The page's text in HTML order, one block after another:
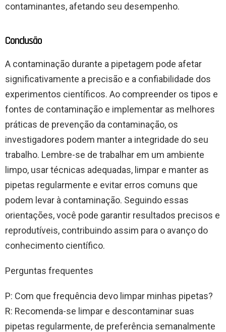
contaminantes, afetando seu desempenho.
Conclusão
A contaminação durante a pipetagem pode afetar
significativamente a precisão e a confiabilidade dos
experimentos científicos. Ao compreender os tipos e
fontes de contaminação e implementar as melhores
práticas de prevenção da contaminação, os
investigadores podem manter a integridade do seu
trabalho. Lembre-se de trabalhar em um ambiente
limpo, usar técnicas adequadas, limpar e manter as
pipetas regularmente e evitar erros comuns que
podem levar à contaminação. Seguindo essas
orientações, você pode garantir resultados precisos e
reprodutíveis, contribuindo assim para o avanço do
conhecimento científico.
Perguntas frequentes
P: Com que frequência devo limpar minhas pipetas?
R: Recomenda-se limpar e descontaminar suas
pipetas regularmente, de preferência semanalmente